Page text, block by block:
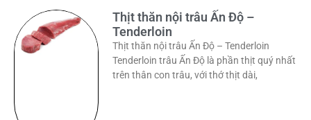
Thịt thăn nội trâu Ấn Độ –
Tenderloin
Thịt thăn nội trâu Ấn Độ – Tenderloin
Tenderloin trâu Ấn Độ là phần thịt quý nhất
trên thân con trâu, với thớ thịt dài,